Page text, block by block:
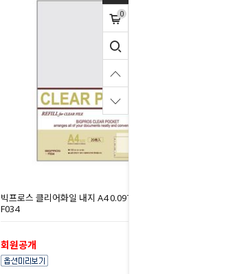
0
빅프로스 클리어화일 내지 A4 0.09T (240 X 300mm)
F034
회원공개